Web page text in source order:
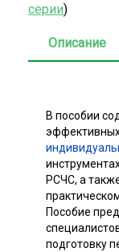
серии)
Описание
В пособии
РСЧС, а
Пособие
подготовку